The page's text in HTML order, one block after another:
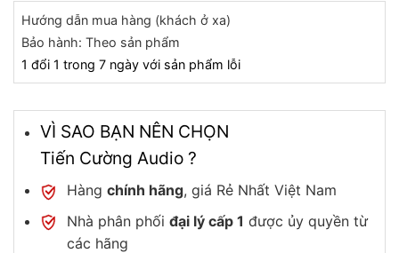
Hướng dẫn mua hàng (khách ở xa)
Bảo hành: Theo sản phẩm
1 đổi 1 trong 7 ngày với sản phẩm lỗi
VÌ SAO BẠN NÊN CHỌN
Tiến Cường Audio ?
Hàng chính hãng, giá Rẻ Nhất Việt Nam
Nhà phân phối đại lý cấp 1 được ủy quyền từ
các hãng